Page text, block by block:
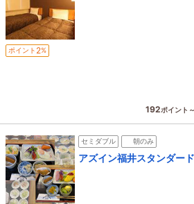
ポイント 2%
192ポイント
セミダブル 朝のみ
アズイン福井スタンダー